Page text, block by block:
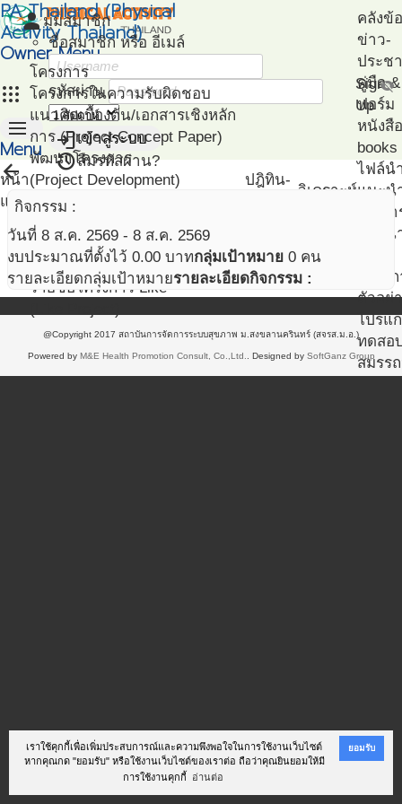
เราใช้คุกกี้เพื่อเพิ่มประสบการณ์และความพึงพอใจในการใช้งานเว็บไซต์
หากคุณกด "ยอมรับ" หรือใช้งานเว็บไซต์ของเราต่อ ถือว่าคุณยินยอมให้มี
การใช้งานคุกกี้
อ่านต่อ
ยอมรับ
PA Thailand (Physical
Activity Thailand)
Owner Menu
apps
personมุมสมาชิก
ชื่อสมาชิก หรือ อีเมล์
รหัสผ่าน visibility_off
loginเข้าสู่ระบบ
restoreลืมรหัสผ่าน?
Sign
Up
menu
Menu
หน้า
แรก
โครงการ
โครงการในความรับผิดชอบ
แนวคิดเบื้องต้น/เอกสารเชิงหลัก
การ (Project Concept Paper)
พัฒนาโครงการ
(Project Development)
ติดตามโครงการ
(Project Management)
แผนที่โครงการ
(Project Mapping)
รายชื่อโครงการ Like
ปฎิทิน-
วิเคราะห์
คลังข้
ข่าว-
ประช
คู่มือ
ฟอร์ม
หนังสื
books
ไฟล์น
แนะน
เอกส
แนะ
โครง
ตัวอย่
โปรแ
ทดสอ
สมรร
arrow_back
กิจกรรม :
วันที่ 8 ส.ค. 2569 - 8 ส.ค. 2569
งบประมาณที่ตั้งไว้ 0.00 บาทกลุ่มเป้าหมาย 0 คน
รายละเอียดกลุ่มเป้าหมายรายละเอียดกิจกรรม :
@Copyright 2017 สถาบันการจัดการระบบสุขภาพ ม.สงขลานครินทร์ (สจรส.ม.อ.)
Powered by M&E Health Promotion Consult, Co.,Ltd. . Designed by SoftGanz Group